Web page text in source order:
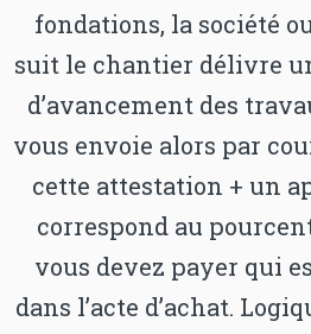
fondations, la société
suit le chantier délivre
d’avancement des
vous envoie alors par
cette attestation + un
correspond au
vous devez payer qui
dans l’acte d’achat.